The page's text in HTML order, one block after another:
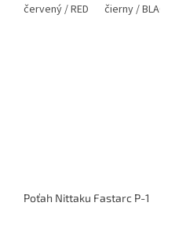
červený / RED čierny / BLACK
Poťah Nittaku Fastarc P-1